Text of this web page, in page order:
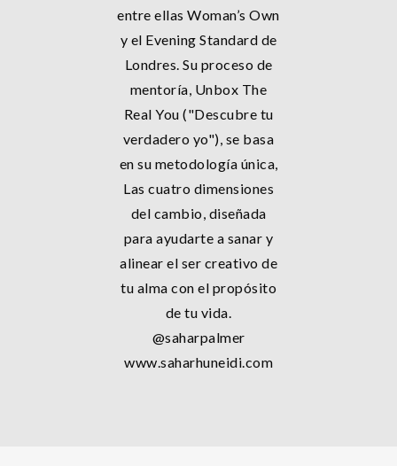
entre ellas Woman’s Own
y el Evening Standard de
Londres. Su proceso de
mentoría, Unbox The
Real You ("Descubre tu
verdadero yo"), se basa
en su metodología única,
Las cuatro dimensiones
del cambio, diseñada
para ayudarte a sanar y
alinear el ser creativo de
tu alma con el propósito
de tu vida.
@saharpalmer
www.saharhuneidi.com